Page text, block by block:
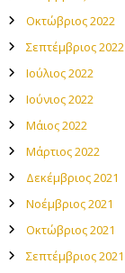
Οκτώβριος 2022
Σεπτέμβριος 2022
Ιούλιος 2022
Ιούνιος 2022
Μάιος 2022
Μάρτιος 2022
Δεκέμβριος 2021
Νοέμβριος 2021
Οκτώβριος 2021
Σεπτέμβριος 2021